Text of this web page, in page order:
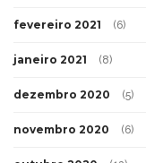
fevereiro 2021 (6)
janeiro 2021 (8)
dezembro 2020 (5)
novembro 2020 (6)